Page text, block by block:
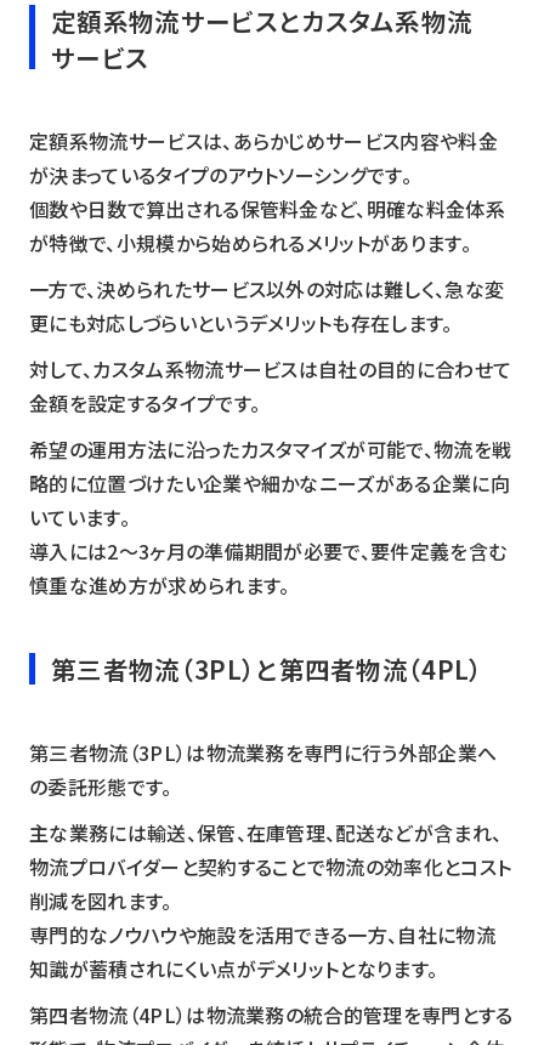
定額系物流サービスとカスタム系物流
サービス
定額系物流サービスは、あらかじめサービス内容や料金
が決まっているタイプのアウトソーシングです。
個数や日数で算出される保管料金など、明確な料金体系
が特徴で、小規模から始められるメリットがあります。
一方で、決められたサービス以外の対応は難しく、急な変
更にも対応しづらいというデメリットも存在します。
対して、カスタム系物流サービスは自社の目的に合わせて
金額を設定するタイプです。
希望の運用方法に沿ったカスタマイズが可能で、物流を戦
略的に位置づけたい企業や細かなニーズがある企業に向
いています。
導入には2〜3ヶ月の準備期間が必要で、要件定義を含む
慎重な進め方が求められます。
第三者物流（3PL）と第四者物流（4PL）
第三者物流（3PL）は物流業務を専門に行う外部企業へ
の委託形態です。
主な業務には輸送、保管、在庫管理、配送などが含まれ、
物流プロバイダーと契約することで物流の効率化とコスト
削減を図れます。
専門的なノウハウや施設を活用できる一方、自社に物流
知識が蓄積されにくい点がデメリットとなります。
第四者物流（4PL）は物流業務の統合的管理を専門とする